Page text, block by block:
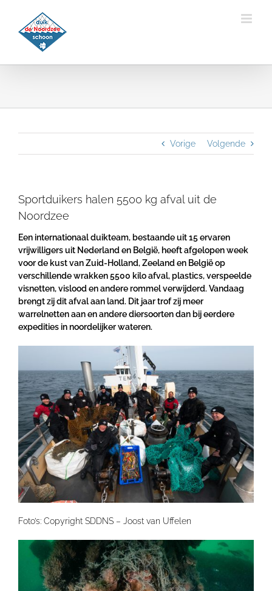
inhoud
Vorige Volgende
Sportduikers halen 5500 kg afval uit de
Noordzee
Een internationaal duikteam, bestaande uit 15 ervaren
vrijwilligers uit Nederland en België, heeft afgelopen week
voor de kust van Zuid-Holland, Zeeland en België op
verschillende wrakken 5500 kilo afval, plastics, verspeelde
visnetten, vislood en andere rommel verwijderd. Vandaag
brengt zij dit afval aan land. Dit jaar trof zij meer
warrelnetten aan en andere diersoorten dan bij eerdere
expedities in noordelijker wateren.
Foto’s: Copyright SDDNS – Joost van Uffelen